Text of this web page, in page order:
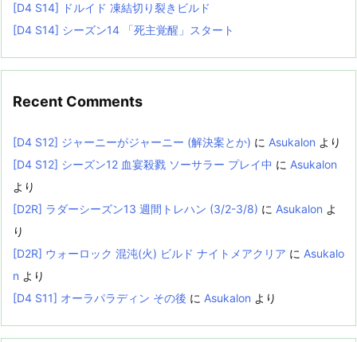
[D4 S14] ドルイド 凍結切り裂きビルド
[D4 S14] シーズン14 「死主覚醒」スタート
Recent Comments
[D4 S12] ジャーニーがジャーニー (解決案とか) に Asukalon より
[D4 S12] シーズン12 血宴殺戮 ソーサラー プレイ中 に Asukalon
より
[D2R] ラダーシーズン13 週間トレハン (3/2-3/8) に Asukalon よ
り
[D2R] ウォーロック 混沌(火) ビルド ナイトメアクリア に Asukalo
n より
[D4 S11] オーラパラディン その後 に Asukalon より